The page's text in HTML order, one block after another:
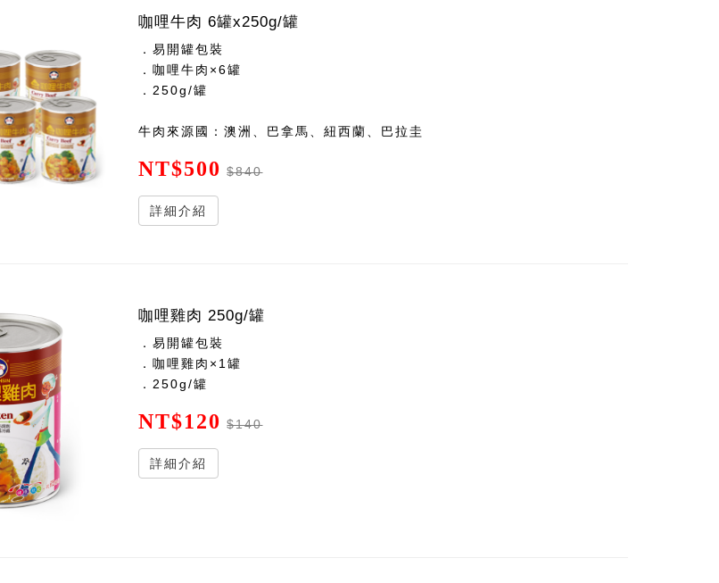
咖哩牛肉 6罐x250g/罐
．易開罐包裝
．咖哩牛肉×6罐
．250g/罐
牛肉來源國：澳洲、巴拿馬、紐西蘭、巴拉圭
NT$500 $840
詳細介紹
咖哩雞肉 250g/罐
．易開罐包裝
．咖哩雞肉×1罐
．250g/罐
NT$120 $140
詳細介紹